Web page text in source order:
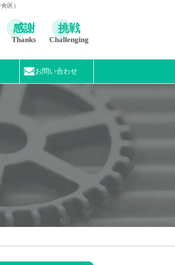
区）
感謝
Thanks
挑戦
Challenging
お問い合わせ